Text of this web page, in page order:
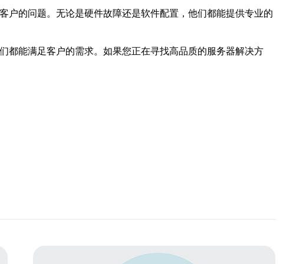
户的问题。无论是硬件故障还是软件配置，他们都能提供专业的
都能满足客户的需求。如果您正在寻找高品质的服务器解决方